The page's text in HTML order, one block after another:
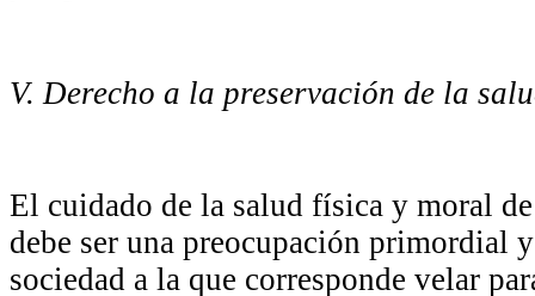
V. Derecho a la preservación de la
El cuidado de la salud física y moral
debe ser una preocupación primordial
sociedad a la que corresponde velar